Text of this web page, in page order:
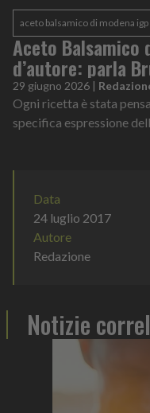
aceto balsamico di modena igp
Aceto Balsamico
d’autore: parla
29 giugno 2026 |
Ogni ricetta è stata
specifica espressione
Data
24 luglio 2017
Autore
Redazione
Notizie